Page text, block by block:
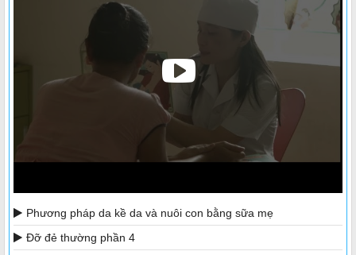
Phương pháp da kề da và nuôi con bằng sữa mẹ
Đỡ đẻ thường phần 4